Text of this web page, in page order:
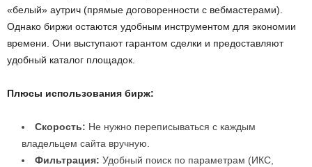
«белый» аутрич (прямые договоренности с вебмастерами).
Однако биржи остаются удобным инструментом для экономии
времени. Они выступают гарантом сделки и предоставляют
удобный каталог площадок.
Плюсы использования бирж:
Скорость: Не нужно переписываться с каждым
владельцем сайта вручную.
Фильтрация: Удобный поиск по параметрам (ИКС,